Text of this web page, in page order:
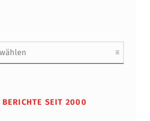
BERICHTE SEIT 2000